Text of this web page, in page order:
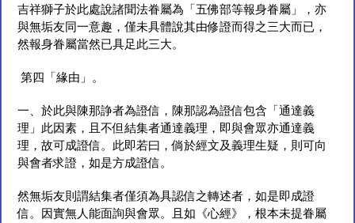
吉祥獅子於此處說諸聞法眷屬為「五佛部等報身眷屬」，亦
與無垢友同一意趣，僅未具體說其由修證而得之三大而已，
然報身眷屬當然已具足此三大。
第四「緣由」。
一、於此與陳那諍者為證信，陳那認為證信包含「通達義
理」此因素，且不但結集者通達義理，即與會眾亦通達義
理，故可成證信。此即若曰，倘於經文及義理生疑，則可向
與會者求證，如是方成證信。
然無垢友則謂結集者僅須為具認信之轉述者，如是即成證
信。因實無人能面詢與會眾。且如《心經》，根本未提眷屬